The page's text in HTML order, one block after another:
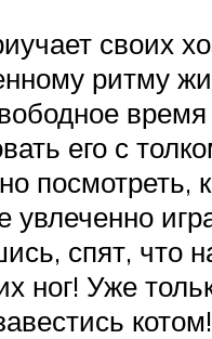
своих
ритму
время
его с
посмотреть,
увлеченно
спят, что
ног! Уже
котом!